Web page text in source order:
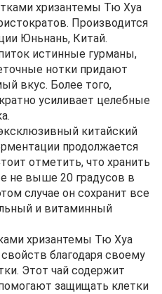
хризантемы Тю Хуа
Производится
Юньнань, Китай.
истинные гурманы,
нотки придают
вкус. Более того,
усиливает целебные
китайский
продолжается
отметить, что хранить
не выше 20 градусов в
случае он сохранит все
и витаминный
хризантемы Тю Хуа
благодаря своему
Этот чай содержит
защищать клетки